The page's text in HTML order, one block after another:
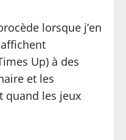
lorsque j’en
Up) à des
et les
quand les jeux